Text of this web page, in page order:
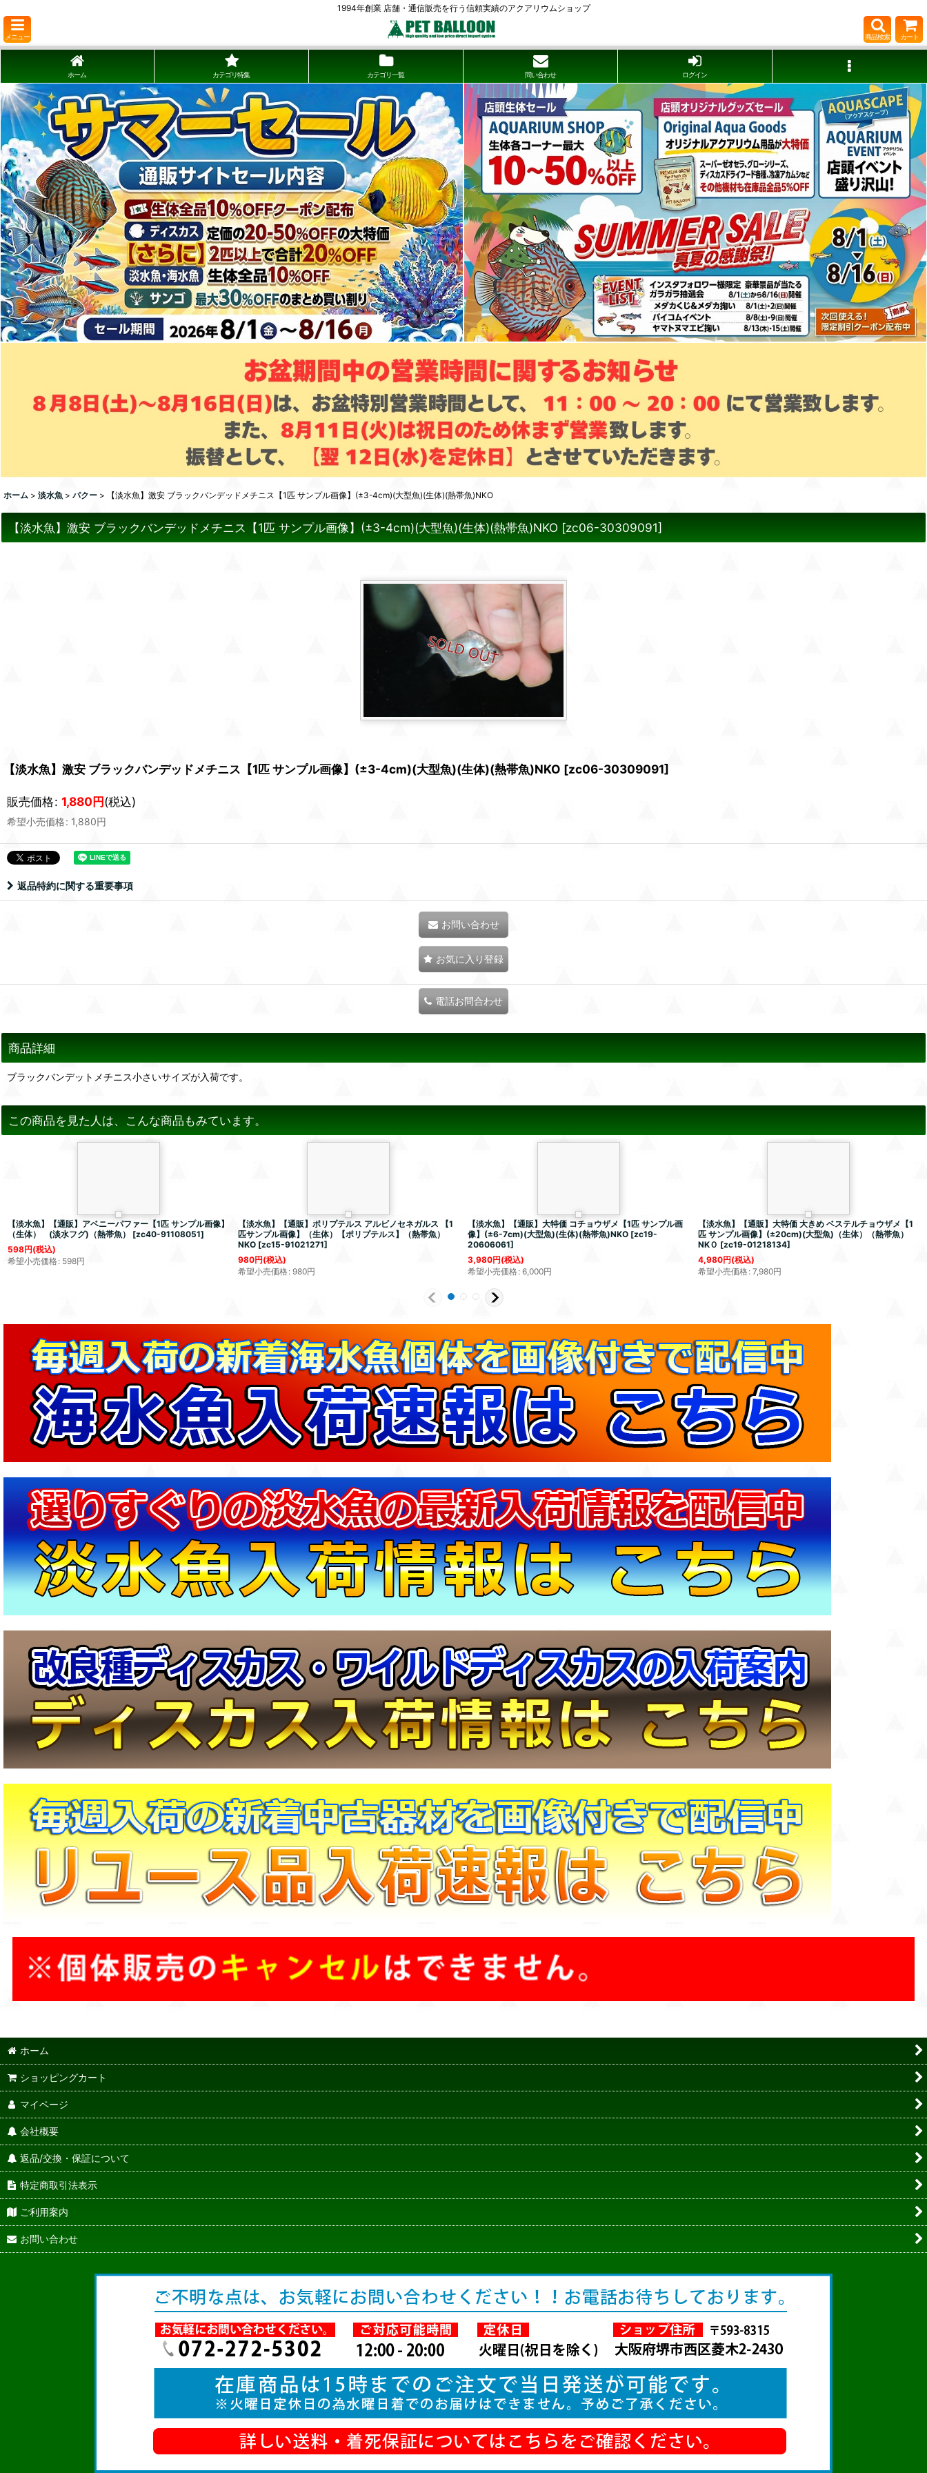
1994年創業 店舗・通信販売を行う信頼実績のアクアリウムショップ
メニュー 商品検索 カート
ホーム カテゴリ特集 カテゴリ一覧 問い合わせ ログイン
ホーム > 淡水魚 > パクー > 【淡水魚】激安 ブラックバンデッドメチニス【1匹 サンプル画像】(±3-4cm)(大型魚)(生体)(熱帯魚)NKO
【淡水魚】激安 ブラックバンデッドメチニス【1匹 サンプル画像】(±3-4cm)(大型魚)(生体)(熱帯魚)NKO [zc06-30309091]
【淡水魚】激安 ブラックバンデッドメチニス【1匹 サンプル画像】(±3-4cm)(大型魚)(生体)(熱帯魚)NKO [zc06-30309091]
販売価格: 1,880円(税込)
希望小売価格: 1,880円
返品特約に関する重要事項
お問い合わせ
お気に入り登録
電話お問合わせ
商品詳細
ブラックバンデットメチニス小さいサイズが入荷です。
この商品を見た人は、こんな商品もみています。
【淡水魚】【通販】アベニーパファー【1匹 サンプル画像】
（生体） (淡水フグ)（熱帯魚）
[zc40-91108051]
598円(税込)
希望小売価格: 598円
【淡水魚】【通販】ポリプテルス アルビノセネガルス 【1
匹サンプル画像】（生体）【ポリプテルス】（熱帯魚）
NKO [zc15-91021271]
980円(税込)
希望小売価格: 980円
【淡水魚】【通販】大特価 コチョウザメ【1匹 サンプル画
像】(±6-7cm)(大型魚)(生体)(熱帯魚)NKO [zc19-
20606061]
3,980円(税込)
希望小売価格: 6,000円
【淡水魚】【通販】大特価 大きめ ベステルチョウザメ【1
匹 サンプル画像】(±20cm)(大型魚)（生体）（熱帯魚）
NKＯ [zc19-01218134]
4,980円(税込)
希望小売価格: 7,980円
ホーム
ショッピングカート
マイページ
会社概要
返品/交換・保証について
特定商取引法表示
ご利用案内
お問い合わせ